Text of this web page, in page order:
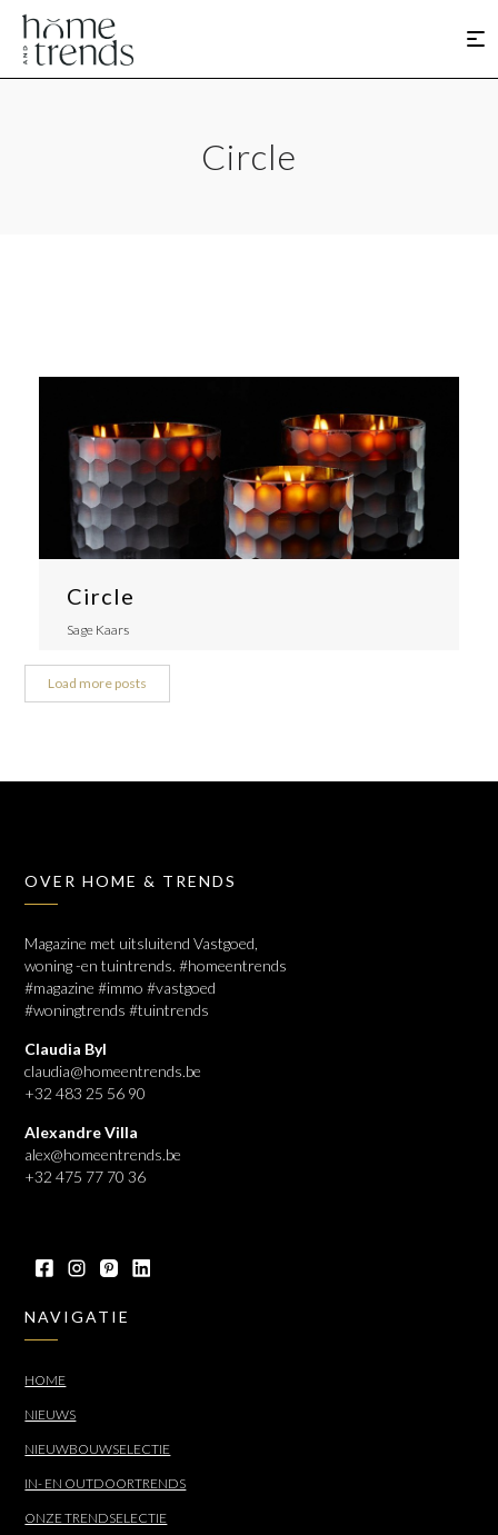
Circle
Circle
Sage Kaars
Load more posts
OVER HOME & TRENDS
Magazine met uitsluitend Vastgoed,
woning -en tuintrends. #homeentrends
#magazine #immo #vastgoed
#woningtrends #tuintrends
Claudia Byl
claudia@homeentrends.be
+32 483 25 56 90
Alexandre Villa
alex@homeentrends.be
+32 475 77 70 36
NAVIGATIE
HOME
NIEUWS
NIEUWBOUWSELECTIE
IN- EN OUTDOORTRENDS
ONZE TRENDSELECTIE